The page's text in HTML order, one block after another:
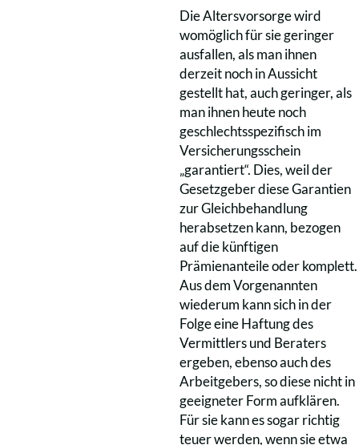
Die Altersvorsorge wird
womöglich für sie geringer
ausfallen, als man ihnen
derzeit noch in Aussicht
gestellt hat, auch geringer, als
man ihnen heute noch
geschlechtsspezifisch im
Versicherungsschein
„garantiert“. Dies, weil der
Gesetzgeber diese Garantien
zur Gleichbehandlung
herabsetzen kann, bezogen
auf die künftigen
Prämienanteile oder komplett.
Aus dem Vorgenannten
wiederum kann sich in der
Folge eine Haftung des
Vermittlers und Beraters
ergeben, ebenso auch des
Arbeitgebers, so diese nicht in
geeigneter Form aufklären.
Für sie kann es sogar richtig
teuer werden, wenn sie etwa